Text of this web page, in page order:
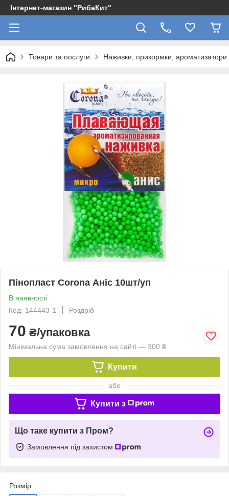
Інтернет-магазин "РибаКит"
Товари та послуги Наживки, прикормки, ароматизатори
Пінопласт Corona Аніс 10шт/уп
В наявності
Код: 144443-1
Роздріб
70 ₴/упаковка
Мінімальна сума замовлення на сайті — 300 ₴
Купити
або
Купити з
Що таке купити з Пром?
Замовлення під захистом
Розмір